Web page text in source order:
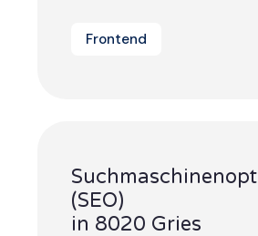
Frontend
(SEO)
in 8020 Gries